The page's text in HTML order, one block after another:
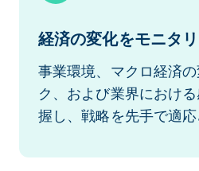
経済の変化をモニタ
事業環境、マクロ経済
ク、および業界におけ
握し、戦略を先手で適応